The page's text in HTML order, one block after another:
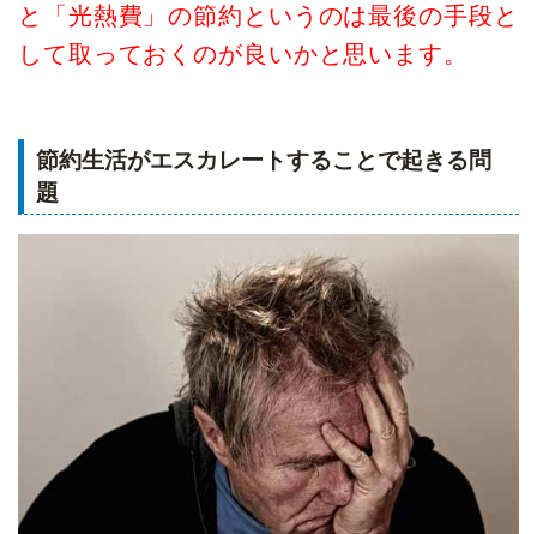
と「光熱費」の節約というのは最後の手段と
して取っておくのが良いかと思います。
節約生活がエスカレートすることで起きる問
題